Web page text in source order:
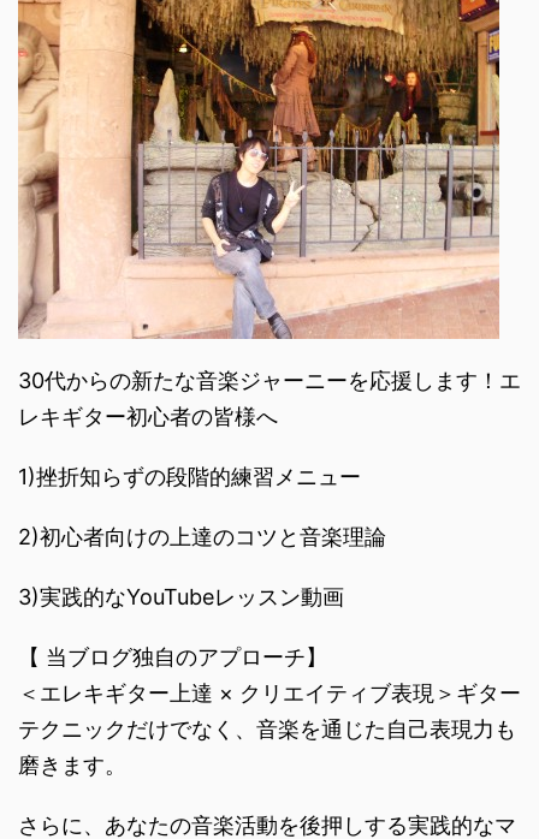
30代からの新たな音楽ジャーニーを応援します！エ
レキギター初心者の皆様へ
1)挫折知らずの段階的練習メニュー
2)初心者向けの上達のコツと音楽理論
3)実践的なYouTubeレッスン動画
【 当ブログ独自のアプローチ】
＜エレキギター上達 × クリエイティブ表現＞ギター
テクニックだけでなく、音楽を通じた自己表現力も
磨きます。
さらに、あなたの音楽活動を後押しする実践的なマ